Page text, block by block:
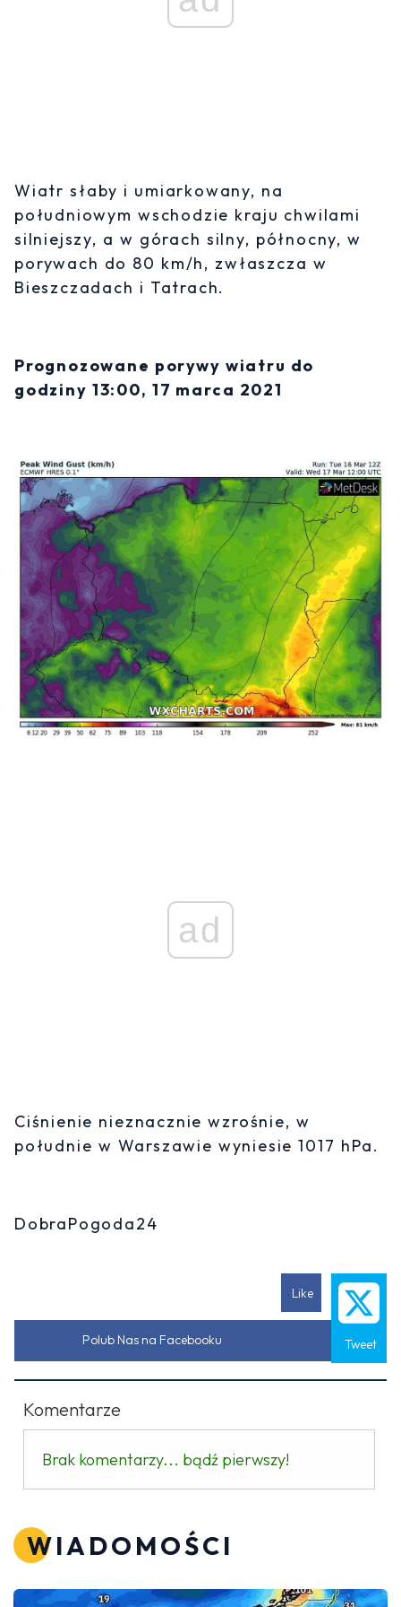
Wiatr słaby i umiarkowany, na
południowym wschodzie kraju chwilami
silniejszy, a w górach silny, północny, w
porywach do 80 km/h, zwłaszcza w
Bieszczadach i Tatrach.
Prognozowane porywy wiatru do
godziny 13:00, 17 marca 2021
ad
Ciśnienie nieznacznie wzrośnie, w
południe w Warszawie wyniesie 1017 hPa.
DobraPogoda24
Like
Tweet
Polub Nas na Facebooku
Komentarze
Brak komentarzy... bądź pierwszy!
WIADOMOŚCI